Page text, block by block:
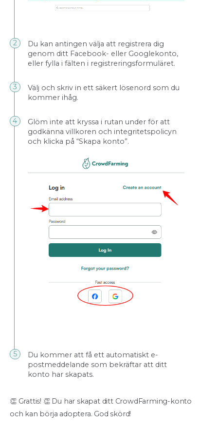
Du kan antingen välja att registrera dig
genom ditt Facebook- eller Googlekonto,
eller fylla i fälten i registreringsformuläret.
Välj och skriv in ett säkert lösenord som du
kommer ihåg.
Glöm inte att kryssa i rutan under för att
godkänna villkoren och integritetspolicyn
och klicka på “Skapa konto”.
Du kommer att få ett automatiskt e-
postmeddelande som bekräftar att ditt
konto har skapats.
👏 Grattis! 👏 Du har skapat ditt CrowdFarming-konto
och kan börja adoptera. God skörd!